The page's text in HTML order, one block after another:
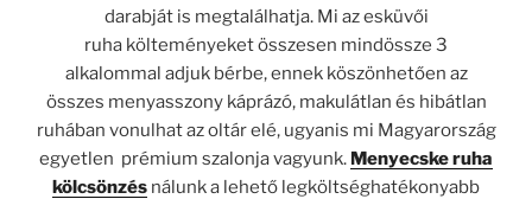
darabját is megtalálhatja. Mi az esküvői
ruha költeményeket összesen mindössze 3
alkalommal adjuk bérbe, ennek köszönhetően az
összes menyasszony káprázó, makulátlan és hibátlan
ruhában vonulhat az oltár elé, ugyanis mi Magyarország
egyetlen prémium szalonja vagyunk. Menyecske ruha
kölcsönzés nálunk a lehető legköltséghatékonyabb